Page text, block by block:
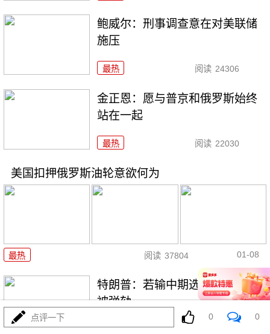
鲍威尔：刑事调查意在对美联储
施压
最热 阅读 24306
金正恩：愿与普京和俄罗斯始终
站在一起
最热 阅读 22030
美国扣押俄罗斯油轮意欲何为
最热 阅读 37804 01-08
特朗普：若输中期选举，我可能
被弹劾
最热
点评一下 0 0